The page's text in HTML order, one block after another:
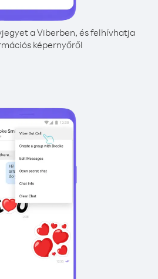
a Viberben, és felhívhatja
képernyőről